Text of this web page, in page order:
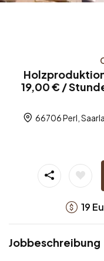
19,00 € /
66706 Perl,
19
Jobbeschreibung